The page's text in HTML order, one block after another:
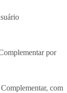
por
com